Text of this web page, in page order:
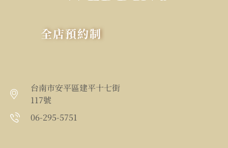
全店預約制
台南市安平區建平十七街
117號
06-295-5751